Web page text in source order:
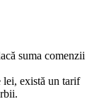
suma comenzii
lei, există un tarif